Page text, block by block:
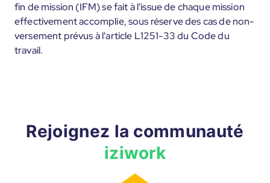
fin de mission (IFM) se fait à l'issue de chaque mission
effectivement accomplie, sous réserve des cas de non-
versement prévus à l'article L1251-33 du Code du
travail.
Rejoignez la communauté
iziwork